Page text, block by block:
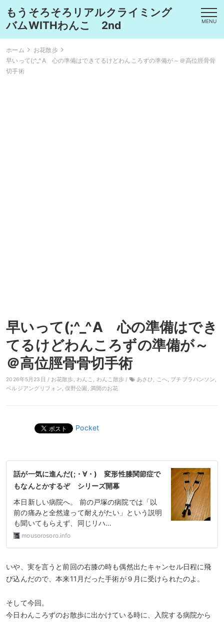
もうそろそろリアルクライミング
バムWITHわんこ 2nd
MENU
ホーム
お花散歩
早いって(;^_^A 心の準備はできてるけどわんころずの準備が～＠高位脛骨骨
切手術
早いって(;^_^A 心の準備はでき
てるけどわんころずの準備が～
＠高位脛骨骨切手術
2026年5月23日 / お花散歩 わんこ わんこ散歩 / あさひ こへ プチブラバンソン
ベルジアングリフォン 俣野公園 満開のお花
Pocket
話が一気に進んだ(;・∀・) 変形性膝関節症で
もなんとかするぞ シリーズ開幕
本日新しい病院へ。 前の戸塚の病院では「以
前の痛みと全然違って耐えがたい」という説明
も聞いてもらえず、同じリハ…
mousorosoro.info
いや、実を言うと前回の右膝の時も偶然出たキャンセル日程に飛
び込んだので、本来11月だった手術が９月に受けられたのよ。
そして今回。
今日わんころずのお散歩に出かけている時に、入院する病院から